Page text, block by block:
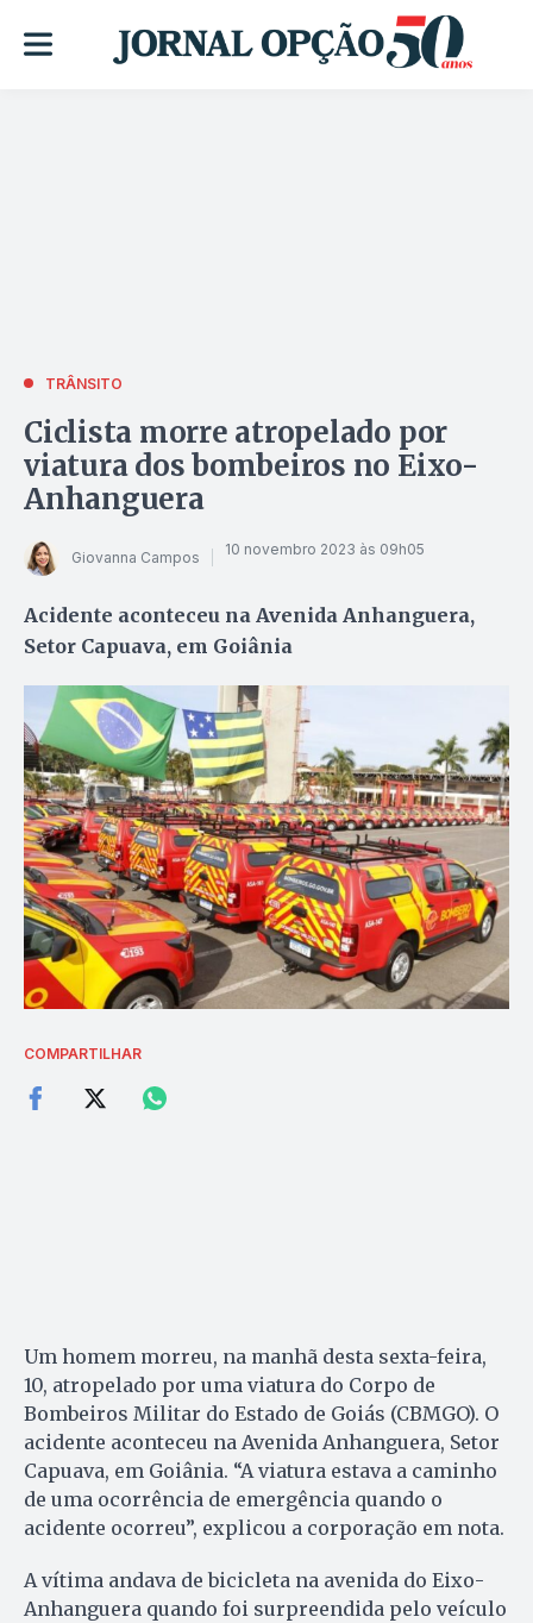
TRÂNSITO
Ciclista morre atropelado por
viatura dos bombeiros no Eixo-
Anhanguera
Giovanna Campos 10 novembro 2023 às 09h05
Acidente aconteceu na Avenida Anhanguera,
Setor Capuava, em Goiânia
COMPARTILHAR
Um homem morreu, na manhã desta sexta-feira,
10, atropelado por uma viatura do Corpo de
Bombeiros Militar do Estado de Goiás (CBMGO). O
acidente aconteceu na Avenida Anhanguera, Setor
Capuava, em Goiânia. “A viatura estava a caminho
de uma ocorrência de emergência quando o
acidente ocorreu”, explicou a corporação em nota.
A vítima andava de bicicleta na avenida do Eixo-
Anhanguera quando foi surpreendida pelo veículo